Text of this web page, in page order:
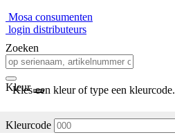
Mosa consumenten
login distributeurs
Zoeken
Kleur
Kies een kleur of type een kleurcode.
Kleurcode